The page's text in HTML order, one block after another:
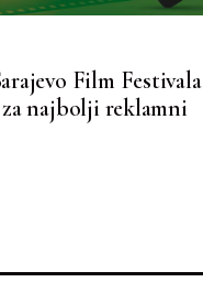
Film Festivala
najbolji reklamni